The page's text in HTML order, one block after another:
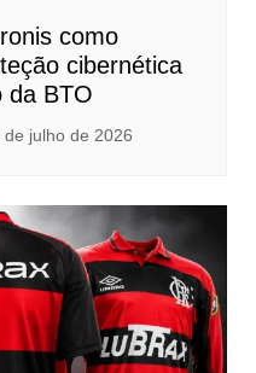
como
cibernética
da BTO
de julho de 2026